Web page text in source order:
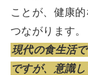
ことが、健康
つながります。
現代の食生活
ですが、意識